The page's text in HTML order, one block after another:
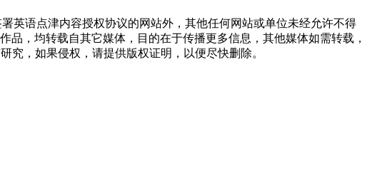
英语点津内容授权协议的网站外，其他任何网站或单位未经允许不得
品，均转载自其它媒体，目的在于传播更多信息，其他媒体如需转载，
，如果侵权，请提供版权证明，以便尽快删除。